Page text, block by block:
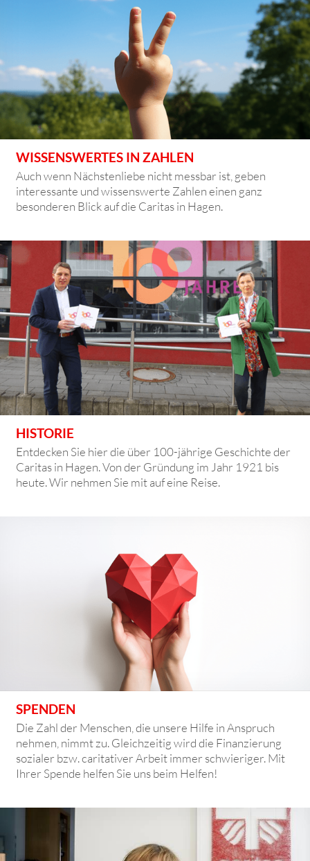
WISSENSWERTES IN ZAHLEN
Auch wenn Nächstenliebe nicht messbar ist, geben
interessante und wissenswerte Zahlen einen ganz
besonderen Blick auf die Caritas in Hagen.
HISTORIE
Entdecken Sie hier die über 100-jährige Geschichte der
Caritas in Hagen. Von der Gründung im Jahr 1921 bis
heute. Wir nehmen Sie mit auf eine Reise.
SPENDEN
Die Zahl der Menschen, die unsere Hilfe in Anspruch
nehmen, nimmt zu. Gleichzeitig wird die Finanzierung
sozialer bzw. caritativer Arbeit immer schwieriger. Mit
Ihrer Spende helfen Sie uns beim Helfen!